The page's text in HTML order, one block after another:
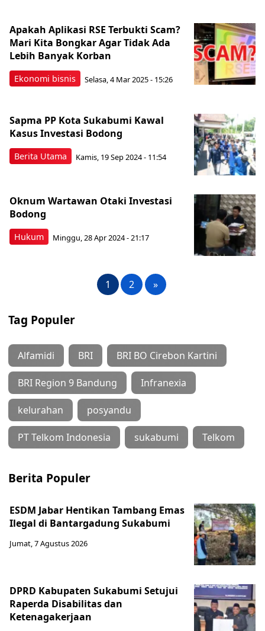
Ekonomi bisnis
Apakah Aplikasi RSE Terbukti Scam?
Mari Kita Bongkar Agar Tidak Ada
Lebih Banyak Korban
Selasa, 4 Mar 2025 - 15:26
Berita Utama
Sapma PP Kota Sukabumi Kawal
Kasus Investasi Bodong
Kamis, 19 Sep 2024 - 11:54
Hukum
Oknum Wartawan Otaki Investasi
Bodong
Minggu, 28 Apr 2024 - 21:17
1 2 »
Tag Populer
Alfamidi BRI BRI BO Cirebon Kartini
BRI Region 9 Bandung Infranexia
kelurahan posyandu
PT Telkom Indonesia sukabumi Telkom
Berita Populer
ESDM Jabar Hentikan Tambang Emas
Ilegal di Bantargadung Sukabumi
Jumat, 7 Agustus 2026
DPRD Kabupaten Sukabumi Setujui
Raperda Disabilitas dan
Ketenagakerjaan